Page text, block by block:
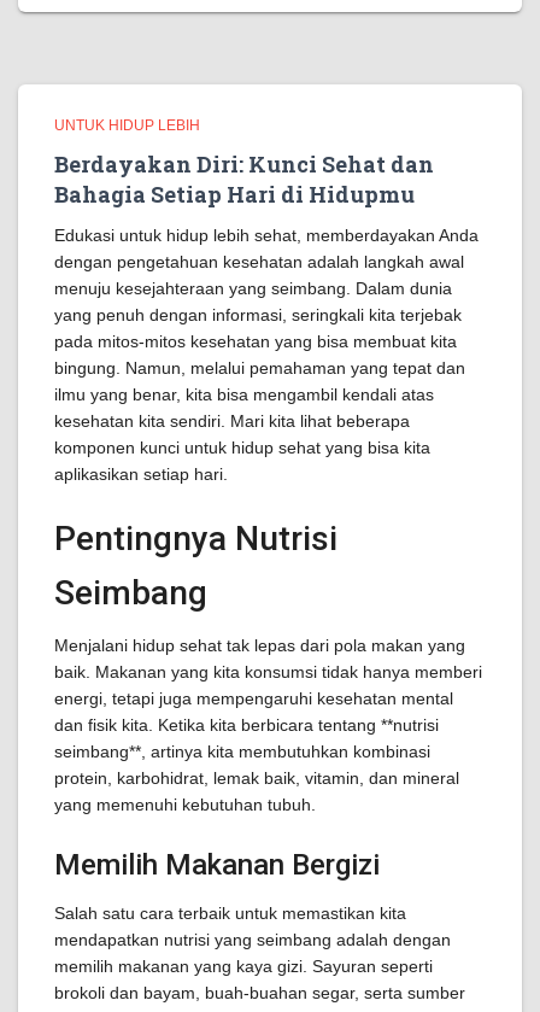
UNTUK HIDUP LEBIH
Berdayakan Diri: Kunci Sehat dan
Bahagia Setiap Hari di Hidupmu
Edukasi untuk hidup lebih sehat, memberdayakan Anda
dengan pengetahuan kesehatan adalah langkah awal
menuju kesejahteraan yang seimbang. Dalam dunia
yang penuh dengan informasi, seringkali kita terjebak
pada mitos-mitos kesehatan yang bisa membuat kita
bingung. Namun, melalui pemahaman yang tepat dan
ilmu yang benar, kita bisa mengambil kendali atas
kesehatan kita sendiri. Mari kita lihat beberapa
komponen kunci untuk hidup sehat yang bisa kita
aplikasikan setiap hari.
Pentingnya Nutrisi
Seimbang
Menjalani hidup sehat tak lepas dari pola makan yang
baik. Makanan yang kita konsumsi tidak hanya memberi
energi, tetapi juga mempengaruhi kesehatan mental
dan fisik kita. Ketika kita berbicara tentang **nutrisi
seimbang**, artinya kita membutuhkan kombinasi
protein, karbohidrat, lemak baik, vitamin, dan mineral
yang memenuhi kebutuhan tubuh.
Memilih Makanan Bergizi
Salah satu cara terbaik untuk memastikan kita
mendapatkan nutrisi yang seimbang adalah dengan
memilih makanan yang kaya gizi. Sayuran seperti
brokoli dan bayam, buah-buahan segar, serta sumber